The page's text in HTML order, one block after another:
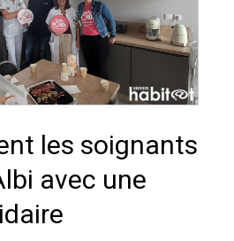
les soignants
avec une